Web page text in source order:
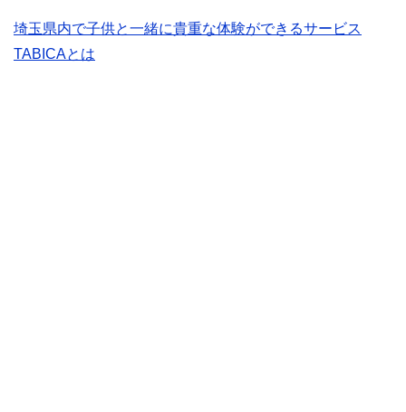
埼玉県内で子供と一緒に貴重な体験ができるサービス
TABICAとは